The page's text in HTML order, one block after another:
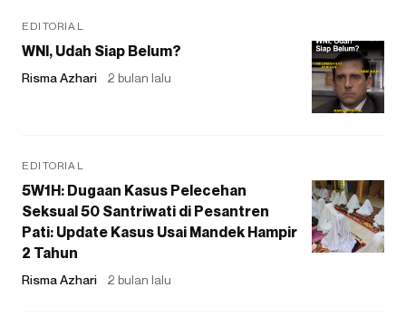
EDITORIAL
WNI, Udah Siap Belum?
Risma Azhari 2 bulan lalu
EDITORIAL
5W1H: Dugaan Kasus Pelecehan
Seksual 50 Santriwati di Pesantren
Pati: Update Kasus Usai Mandek Hampir
2 Tahun
Risma Azhari 2 bulan lalu